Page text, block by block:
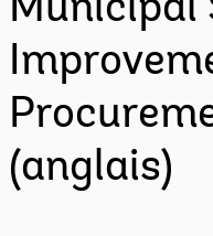
Municipal
(anglais)